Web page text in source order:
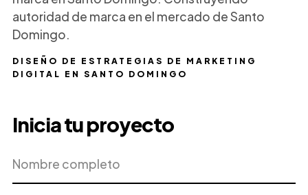
DISEÑO DE ESTRATEGIAS DE MARKETING
DIGITAL EN SANTO DOMINGO
autoridad de marca en el mercado de Santo
Domingo.
Inicia tu proyecto
completo